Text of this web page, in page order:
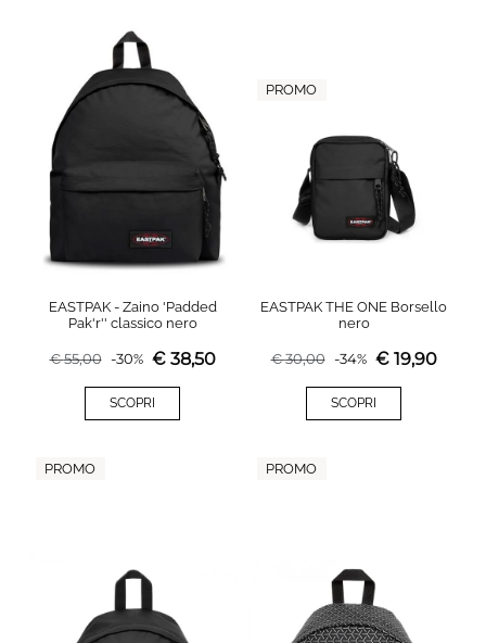
EASTPAK - Zaino 'Padded
Pak'r'' classico nero
€55,00 -30% € 38,50
SCOPRI
PROMO
EASTPAK THE ONE Borsello
nero
€30,00 -34% € 19,90
SCOPRI
PROMO PROMO